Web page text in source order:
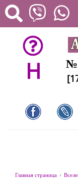
H №
Главная страница